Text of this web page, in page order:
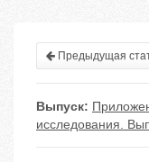
Предыдущая
Выпуск:
исследования.